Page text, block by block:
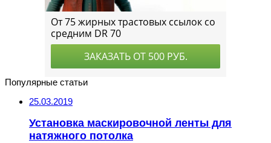
Популярные статьи
25.03.2019
Установка маскировочной ленты для
натяжного потолка